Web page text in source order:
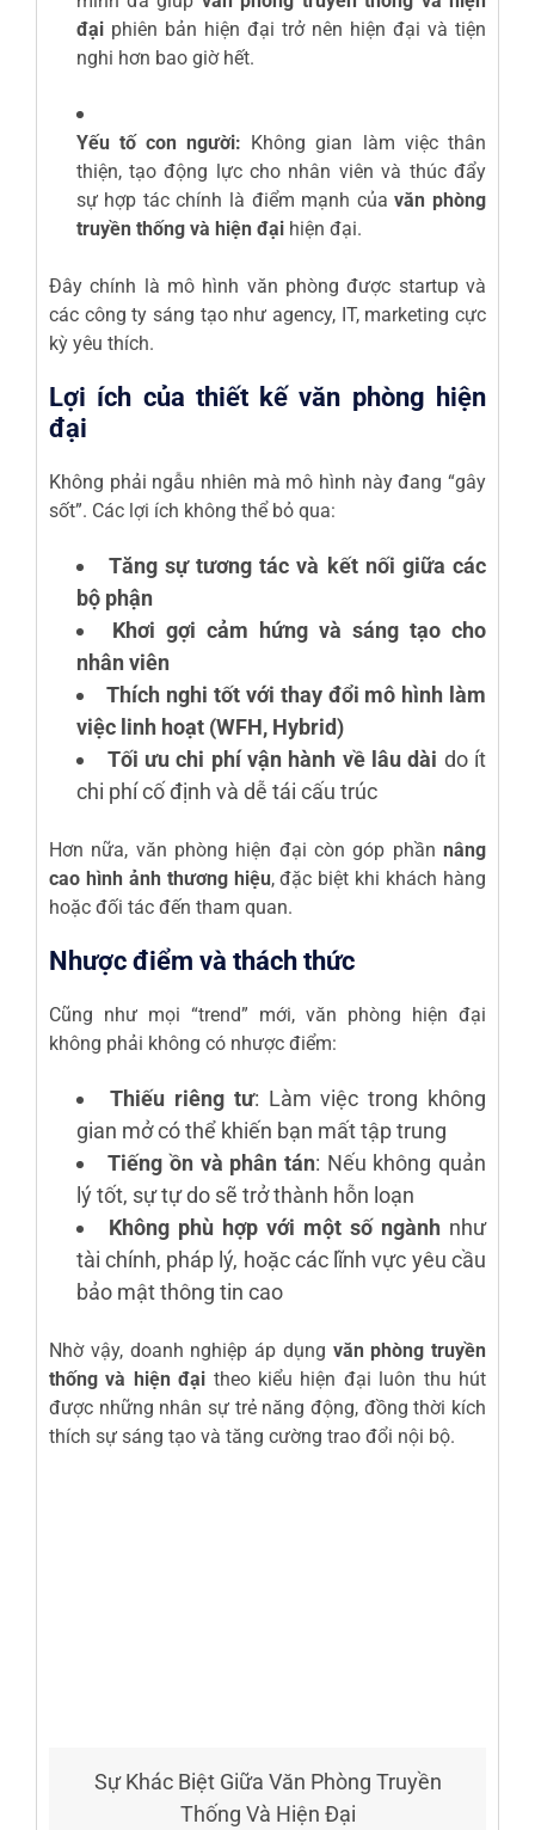
đạiphiên bản hiện đại trở nên hiện đại và tiện
nghi hơn bao giờ hết.
Yếu tố con người: Không gian làm việc thân
thiện, tạo động lực cho nhân viên và thúc đẩy
sự hợp tác chính là điểm mạnh củavăn phòng
truyền thống và hiện đạihiện đại.
Đây chính là mô hình văn phòng được startup và
các công ty sáng tạo như agency, IT, marketing cực
kỳ yêu thích.
Lợi ích của thiết kế văn phòng hiện
đại
Không phải ngẫu nhiên mà mô hình này đang “gây
sốt”. Các lợi ích không thể bỏ qua:
Tăng sự tương tác và kết nối giữa các
bộ phận
Khơi gợi cảm hứng và sáng tạo cho
nhân viên
Thích nghi tốt với thay đổi mô hình làm
việc linh hoạt (WFH, Hybrid)
Tối ưu chi phí vận hành về lâu dài do ít
chi phí cố định và dễ tái cấu trúc
Hơn nữa, văn phòng hiện đại còn góp phần nâng
cao hình ảnh thương hiệu, đặc biệt khi khách hàng
hoặc đối tác đến tham quan.
Nhược điểm và thách thức
Cũng như mọi “trend” mới, văn phòng hiện đại
không phải không có nhược điểm:
Thiếu riêng tư: Làm việc trong không
gian mở có thể khiến bạn mất tập trung
Tiếng ồn và phân tán: Nếu không quản
lý tốt, sự tự do sẽ trở thành hỗn loạn
Không phù hợp với một số ngành như
tài chính, pháp lý, hoặc các lĩnh vực yêu cầu
bảo mật thông tin cao
Nhờ vậy, doanh nghiệp áp dụng văn phòng truyền
thống và hiện đại theo kiểu hiện đại luôn thu hút
được những nhân sự trẻ năng động, đồng thời kích
thích sự sáng tạo và tăng cường trao đổi nội bộ.
Sự Khác Biệt Giữa Văn Phòng Truyền
Thống Và Hiện Đại